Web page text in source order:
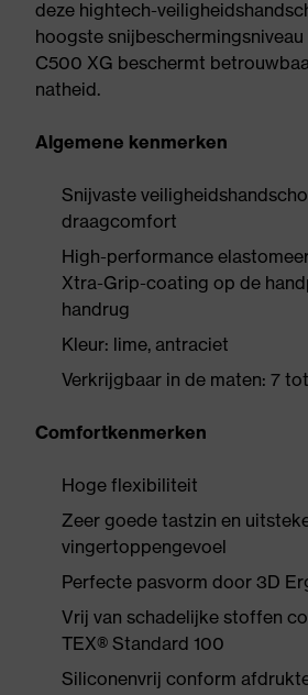
deze hightech-
hoogste snijbeschermingsniveau
C500 XG beschermt
natheid.
Algemene kenmerken
Snijvaste
draagcomfort
High-performance
Xtra-Grip-coating op de
handrug
Kleur: lime, antraciet
Verkrijgbaar in de maten: 7 tot
Comfortkenmerken
Hoge flexibiliteit
Zeer goede tastzin en
vingertoppengevoel
Perfecte pasvorm door 3D
Vrij van schadelijke stoffen
TEX® Standard 100
Siliconenvrij conform